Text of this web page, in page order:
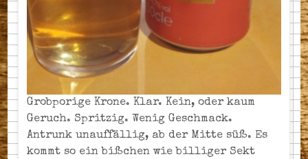
Grobporige Krone. Klar. Kein, oder kaum
Geruch. Spritzig. Wenig Geschmack.
Antrunk unauffällig, ab der Mitte süß. Es
kommt so ein bißchen wie billiger Sekt